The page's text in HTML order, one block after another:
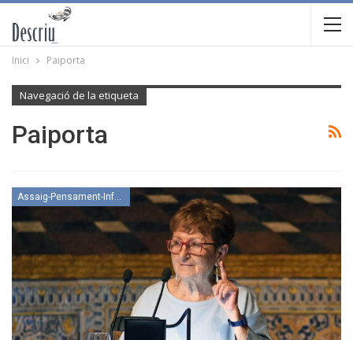
Inici Paiporta
Navegació de la etiqueta
Paiporta
Assaig-Pensament-Informació